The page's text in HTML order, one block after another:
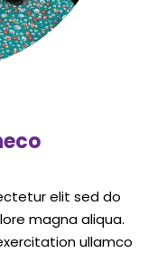
elit sed do
magna aliqua.
ullamco